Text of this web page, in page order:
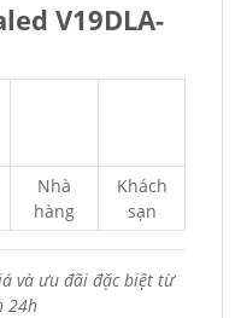
V19DLA-
Nhà
hàng
Khách
sạn
và ưu đãi đặc biệt từ
24h